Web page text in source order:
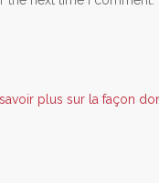
plus sur la façon